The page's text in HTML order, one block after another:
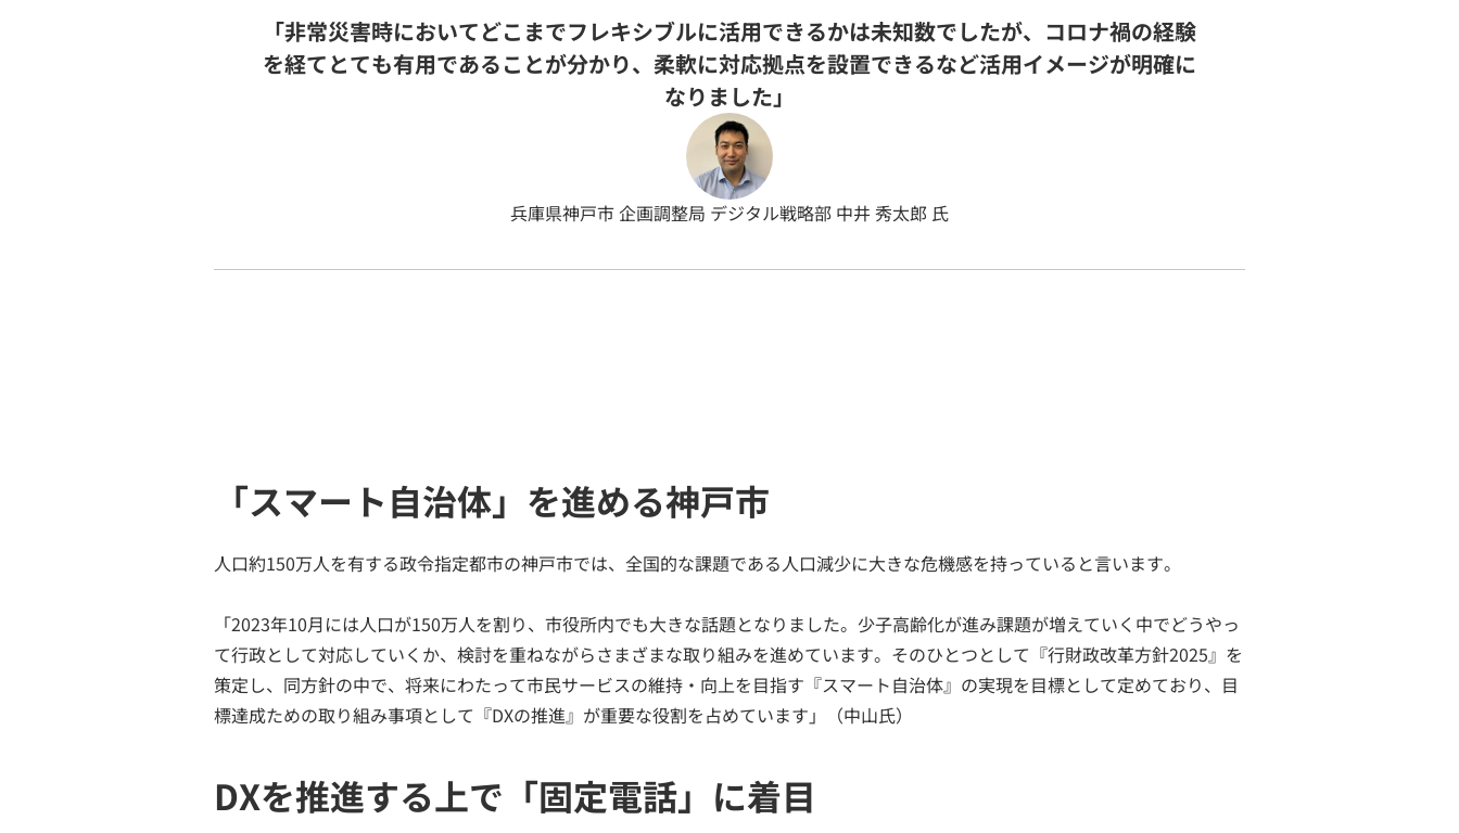
「非常災害時においてどこまでフレキシブルに活用できるかは未知数でしたが、コロナ禍の経験
を経てとても有用であることが分かり、柔軟に対応拠点を設置できるなど活用イメージが明確に
なりました」
兵庫県神戸市 企画調整局 デジタル戦略部 中井 秀太郎 氏
「スマート自治体」を進める神戸市
人口約150万人を有する政令指定都市の神戸市では、全国的な課題である人口減少に大きな危機感を持っていると言います。
「2023年10月には人口が150万人を割り、市役所内でも大きな話題となりました。少子高齢化が進み課題が増えていく中でどうやっ
て行政として対応していくか、検討を重ねながらさまざまな取り組みを進めています。そのひとつとして『行財政改革方針2025』を
策定し、同方針の中で、将来にわたって市民サービスの維持・向上を目指す『スマート自治体』の実現を目標として定めており、目
標達成ための取り組み事項として『DXの推進』が重要な役割を占めています」（中山氏）
DXを推進する上で「固定電話」に着目